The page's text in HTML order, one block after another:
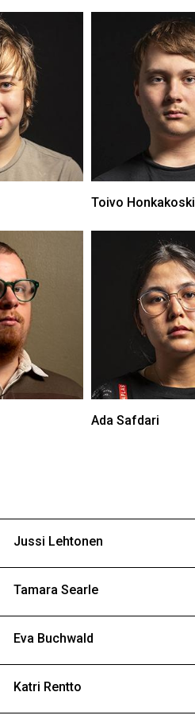
Toivo Honkakoski
Ada Safdari
Jussi Lehtonen
Tamara Searle
Eva Buchwald
Katri Rentto